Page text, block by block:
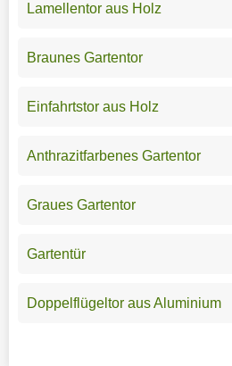
Lamellentor aus Holz
Braunes Gartentor
Einfahrtstor aus Holz
Anthrazitfarbenes Gartentor
Graues Gartentor
Gartentür
Doppelflügeltor aus Aluminium